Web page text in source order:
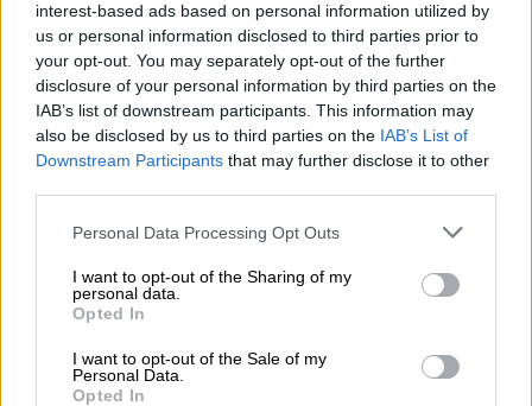
interest-based ads based on personal information utilized by
us or personal information disclosed to third parties prior to
your opt-out. You may separately opt-out of the further
disclosure of your personal information by third parties on the
IAB’s list of downstream participants. This information may
also be disclosed by us to third parties on the IAB’s List of
Downstream Participants that may further disclose it to other
Please note that this website/app uses one or more Google
not limited to your visit or usage behaviour. You may click to
grant or deny consent to Google and its third-party tags to
use your data for below specified purposes in below Google
consent section.
Personal Data Processing Opt Outs
I want to opt-out of the Sharing of my
personal data.
Opted In
I want to opt-out of the Sale of my
Personal Data.
Opted In
Οπως επισημαίνουν τα ΕΛΤΑ, οι πελάτες
μπορούν πλέον να στέλνουν την
αλληλογραφία τους εύκολα, άνετα και
οποιαδήποτε ώρα, χωρίς επιπλέον κόστος
καιχωρίς να απαιτείται η επίσκεψη σε
ταχυδρομικό κατάστημα . Εξοικονομούν έτσι,
αποφεύγουν άσκοπες μετακινήσεις και
πιθανές αναμονές.
Η διαδικασία του
απολύτως ασφαλής και ολοκληρώνεται σε 3
απλά βήματα: